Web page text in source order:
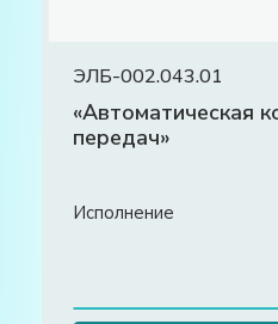
ЭЛБ-002.043.01
«Автоматическая
передач»
Исполнение